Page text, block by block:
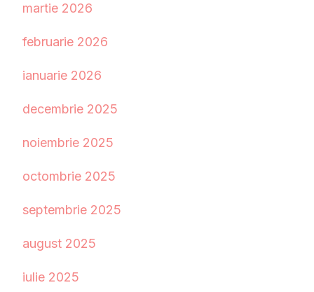
martie 2026
februarie 2026
ianuarie 2026
decembrie 2025
noiembrie 2025
octombrie 2025
septembrie 2025
august 2025
iulie 2025